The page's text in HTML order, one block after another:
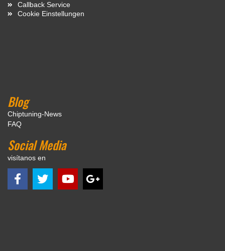
Callback Service
Cookie Einstellungen
Blog
Chiptuning-News
FAQ
Social Media
visítanos en